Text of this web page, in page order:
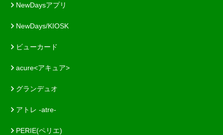
NewDaysアプリ
NewDays/KIOSK
ビューカード
acure<アキュア>
グランデュオ
アトレ -atre-
PERIE(ペリエ)